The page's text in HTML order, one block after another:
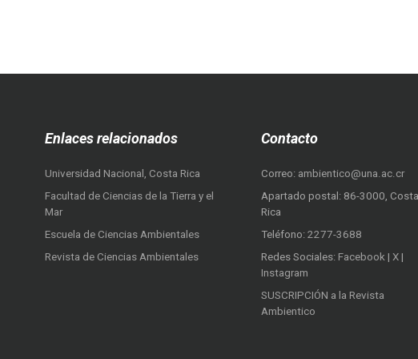
Enlaces relacionados
Universidad Nacional, Costa Rica
Facultad de Ciencias de la Tierra y el
Mar
Escuela de Ciencias Ambientales
Revista de Ciencias Ambientales
Contacto
Correo: ambientico@una.ac.cr
Apartado postal: 86-3000, Costa
Rica
Teléfono: 2277-3688
Redes Sociales: Facebook | X |
Instagram
SUSCRIPCIÓN a la Revista
Ambientico